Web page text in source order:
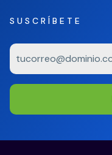
SUSCRÍBETE